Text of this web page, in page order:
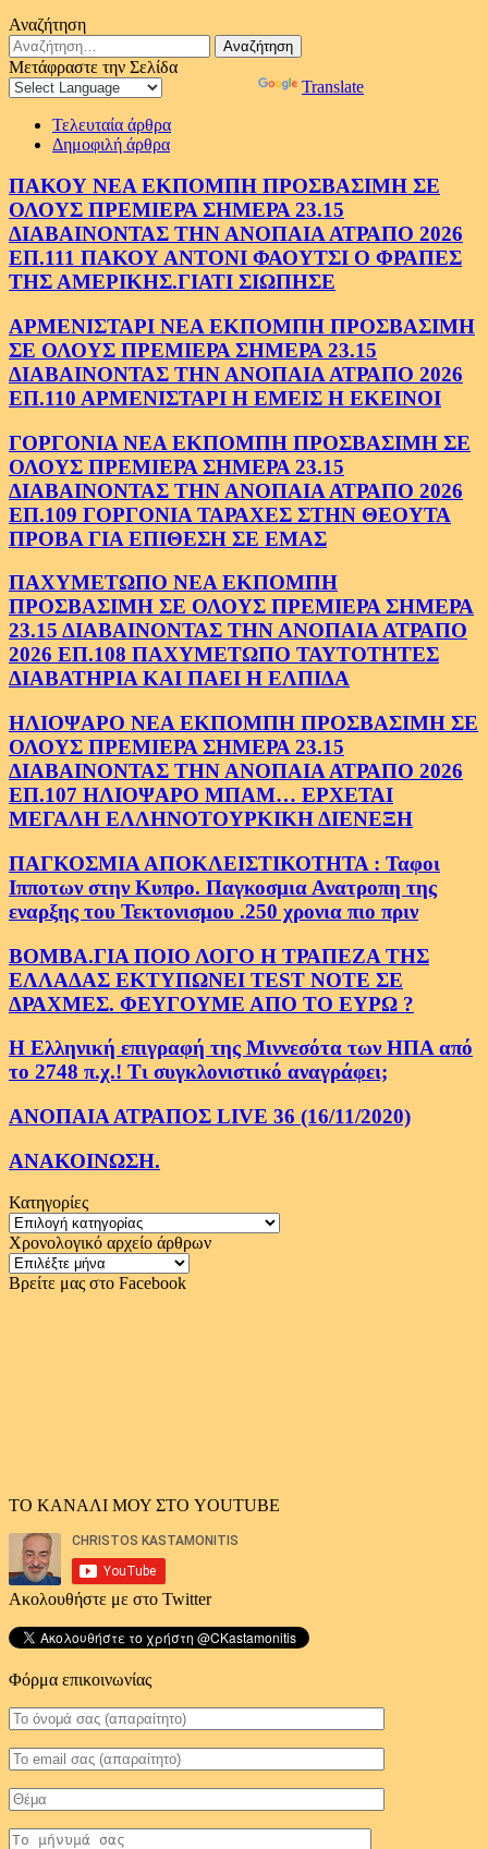
Αναζήτηση
Αναζήτηση
για:
Μετάφραστε την Σελίδα
Translate
Τελευταία άρθρα
Δημοφιλή άρθρα
ΠΑΚΟΥ ΝΕΑ ΕΚΠΟΜΠΗ ΠΡΟΣΒΑΣΙΜΗ ΣΕ
ΟΛΟΥΣ ΠΡΕΜΙΕΡΑ ΣΗΜΕΡΑ 23.15
ΔΙΑΒΑΙΝΟΝΤΑΣ ΤΗΝ ΑΝΟΠΑΙΑ ΑΤΡΑΠΟ 2026
ΕΠ.111 ΠΑΚΟΥ ΑΝΤΟΝΙ ΦΑΟΥΤΣΙ Ο ΦΡΑΠΕΣ
ΤΗΣ ΑΜΕΡΙΚΗΣ.ΓΙΑΤΙ ΣΙΩΠΗΣΕ
ΑΡΜΕΝΙΣΤΑΡΙ ΝΕΑ ΕΚΠΟΜΠΗ ΠΡΟΣΒΑΣΙΜΗ
ΣΕ ΟΛΟΥΣ ΠΡΕΜΙΕΡΑ ΣΗΜΕΡΑ 23.15
ΔΙΑΒΑΙΝΟΝΤΑΣ ΤΗΝ ΑΝΟΠΑΙΑ ΑΤΡΑΠΟ 2026
ΕΠ.110 ΑΡΜΕΝΙΣΤΑΡΙ Η ΕΜΕΙΣ Η ΕΚΕΙΝΟΙ
ΓΟΡΓΟΝΙΑ ΝΕΑ ΕΚΠΟΜΠΗ ΠΡΟΣΒΑΣΙΜΗ ΣΕ
ΟΛΟΥΣ ΠΡΕΜΙΕΡΑ ΣΗΜΕΡΑ 23.15
ΔΙΑΒΑΙΝΟΝΤΑΣ ΤΗΝ ΑΝΟΠΑΙΑ ΑΤΡΑΠΟ 2026
ΕΠ.109 ΓΟΡΓΟΝΙΑ ΤΑΡΑΧΕΣ ΣΤΗΝ ΘΕΟΥΤΑ
ΠΡΟΒΑ ΓΙΑ ΕΠΙΘΕΣΗ ΣΕ ΕΜΑΣ
ΠΑΧΥΜΕΤΩΠΟ ΝΕΑ ΕΚΠΟΜΠΗ
ΠΡΟΣΒΑΣΙΜΗ ΣΕ ΟΛΟΥΣ ΠΡΕΜΙΕΡΑ ΣΗΜΕΡΑ
23.15 ΔΙΑΒΑΙΝΟΝΤΑΣ ΤΗΝ ΑΝΟΠΑΙΑ ΑΤΡΑΠΟ
2026 ΕΠ.108 ΠΑΧΥΜΕΤΩΠΟ ΤΑΥΤΟΤΗΤΕΣ
ΔΙΑΒΑΤΗΡΙΑ ΚΑΙ ΠΑΕΙ Η ΕΛΠΙΔΑ
ΗΛΙΟΨΑΡΟ ΝΕΑ ΕΚΠΟΜΠΗ ΠΡΟΣΒΑΣΙΜΗ ΣΕ
ΟΛΟΥΣ ΠΡΕΜΙΕΡΑ ΣΗΜΕΡΑ 23.15
ΔΙΑΒΑΙΝΟΝΤΑΣ ΤΗΝ ΑΝΟΠΑΙΑ ΑΤΡΑΠΟ 2026
ΕΠ.107 ΗΛΙΟΨΑΡΟ ΜΠΑΜ… ΕΡΧΕΤΑΙ
ΜΕΓΑΛΗ ΕΛΛΗΝΟΤΟΥΡΚΙΚΗ ΔΙΕΝΕΞΗ
ΠΑΓΚΟΣΜΙΑ ΑΠΟΚΛΕΙΣΤΙΚΟΤΗΤΑ : Ταφοι
Ιπποτων στην Κυπρο. Παγκοσμια Ανατροπη της
εναρξης του Τεκτονισμου .250 χρονια πιο πριν
ΒΟΜΒΑ.ΓΙΑ ΠΟΙΟ ΛΟΓΟ Η ΤΡΑΠΕΖΑ ΤΗΣ
ΕΛΛΑΔΑΣ ΕΚΤΥΠΩΝΕΙ TEST NOTE ΣΕ
ΔΡΑΧΜΕΣ. ΦΕΥΓΟΥΜΕ ΑΠΟ ΤΟ ΕΥΡΩ ?
Η Ελληνική επιγραφή της Μιννεσότα των ΗΠΑ από
το 2748 π.χ.! Τι συγκλονιστικό αναγράφει;
ΑΝΟΠΑΙΑ ΑΤΡΑΠΟΣ LIVE 36 (16/11/2020)
ΑΝΑΚΟΙΝΩΣΗ.
Κατηγορίες
Κατηγορίες
Χρονολογικό αρχείο άρθρων
Χρονολογικό
αρχείο
Βρείτε μας στο Facebook
ΤΟ ΚΑΝΑΛΙ ΜΟΥ ΣΤΟ YOUTUBE
Ακολουθήστε με στο Twitter
Φόρμα επικοινωνίας